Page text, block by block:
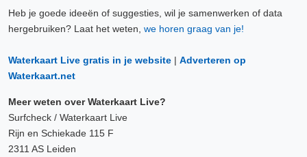
Heb je goede ideeën of suggesties, wil je samenwerken of data
hergebruiken? Laat het weten, we horen graag van je!
Waterkaart Live gratis in je website | Adverteren op
Waterkaart.net
Meer weten over Waterkaart Live?
Surfcheck / Waterkaart Live
Rijn en Schiekade 115 F
2311 AS Leiden